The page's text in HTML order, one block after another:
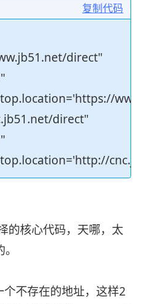
复制代码
direct"
direct"
的核心代码，天哪，太
不存在的地址，这样2